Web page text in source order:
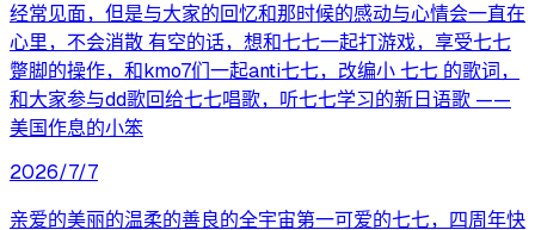
经常见面，但是与大家的回忆和那时候的感动与心情会一直在
心里，不会消散 有空的话，想和七七一起打游戏，享受七七
蹩脚的操作，和kmo7们一起anti七七，改编小 七七 的歌词，
和大家参与dd歌回给七七唱歌，听七七学习的新日语歌 ——
美国作息的小笨
2026/7/7
亲爱的美丽的温柔的善良的全宇宙第一可爱的七七，四周年快